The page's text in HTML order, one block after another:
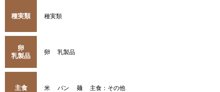
種実類 種実類
卵
乳製品
卵 乳製品
主食 米 パン 麺 主食：その他